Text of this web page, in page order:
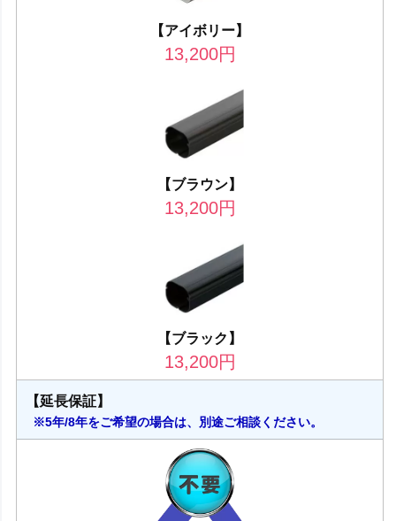
【アイボリー】
13,200円
【ブラウン】
13,200円
【ブラック】
13,200円
【延長保証】
※5年/8年をご希望の場合は、別途ご相談ください。